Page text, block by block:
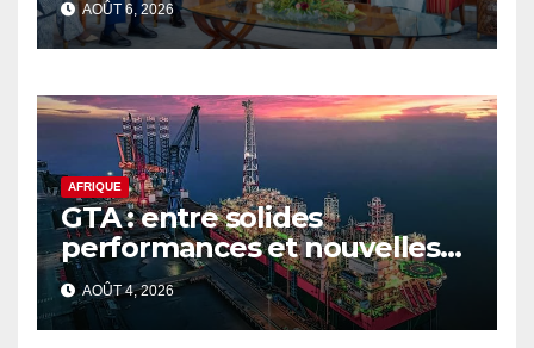
AOÛT 6, 2026
AFRIQUE
GTA : entre solides
performances et nouvelles
ambitions pour le gaz
sénégalo-mauritanien
AOÛT 4, 2026